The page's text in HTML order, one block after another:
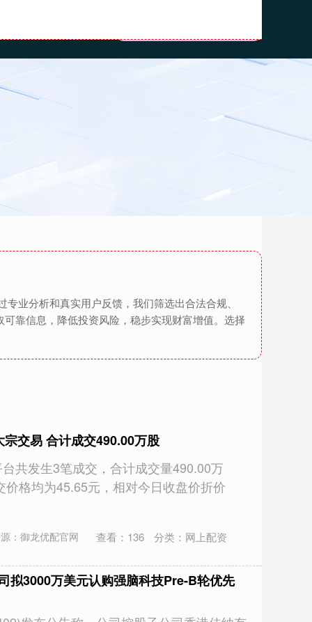
业分析和真实用户反馈，我们筛选出合法合规、
靠信息，降低投资风险，稳步实现财富增值。选择
交易 合计成交490.00万股
共发生3笔成交，合计成交量490.00万
格均为45.65元，相对今日收盘价折价
：御龙优配官网 查看： 136 分类： 网上配资
拟3000万美元认购强脑科技Pre-B轮优先